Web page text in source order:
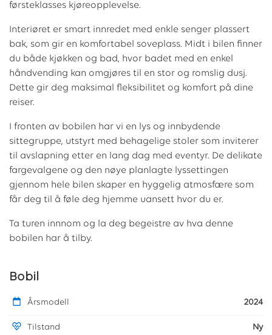
førsteklasses kjøreopplevelse.
Interiøret er smart innredet med enkle senger plassert
bak, som gir en komfortabel soveplass. Midt i bilen finner
du både kjøkken og bad, hvor badet med en enkel
håndvending kan omgjøres til en stor og romslig dusj.
Dette gir deg maksimal fleksibilitet og komfort på dine
reiser.
I fronten av bobilen har vi en lys og innbydende
sittegruppe, utstyrt med behagelige stoler som inviterer
til avslapning etter en lang dag med eventyr. De delikate
fargevalgene og den nøye planlagte lyssettingen
gjennom hele bilen skaper en hyggelig atmosfære som
får deg til å føle deg hjemme uansett hvor du er.
Ta turen innnom og la deg begeistre av hva denne
bobilen har å tilby.
Bobil
Årsmodell 2024
Tilstand Ny